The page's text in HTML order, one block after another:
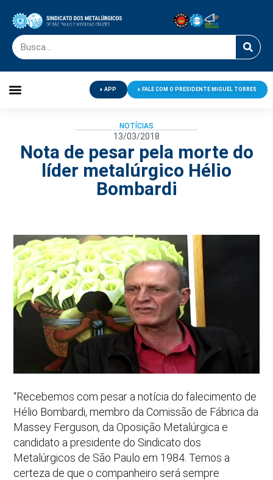
APP FALE COM O PRESIDENTE MIGUEL TORRES
NOTÍCIAS
13/03/2018
Nota de pesar pela morte do
líder metalúrgico Hélio
Bombardi
“Recebemos com pesar a notícia do falecimento de
Hélio Bombardi, membro da Comissão de Fábrica da
Massey Ferguson, da Oposição Metalúrgica e
candidato a presidente do Sindicato dos
Metalúrgicos de São Paulo em 1984. Temos a
certeza de que o companheiro será sempre